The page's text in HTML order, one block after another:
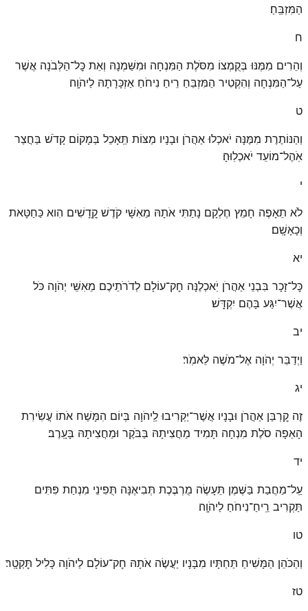
הַמִּזְבֵּֽחַ׃
ח
וְהֵרִים מִמֶּנּוּ בְּקֻמְצוֹ מִסֹּלֶת הַמִּנְחָה וּמִשַּׁמְנָהּ וְאֵת כׇּל־הַלְּבֹנָה אֲשֶׁר
עַל־הַמִּנְחָה וְהִקְטִיר הַמִּזְבֵּחַ רֵיחַ נִיחֹחַ אַזְכָּרָתָהּ לַיהֹוָֽה׃
ט
וְהַנּוֹתֶרֶת מִמֶּנָּה יֹאכְלוּ אַהֲרֹן וּבָנָיו מַצּוֹת תֵּֽאָכֵל בְּמָקוֹם קָדֹשׁ בַּחֲצַר
אֹֽהֶל־מוֹעֵד יֹאכְלֽוּהָ׃
י
לֹא תֵאָפֶה חָמֵץ חֶלְקָם נָתַתִּי אֹתָהּ מֵאִשָּׁי קֹדֶשׁ קׇֽדָשִׁים הִוא כַּחַטָּאת
וְכָאָשָֽׁם׃
יא
כׇּל־זָכָר בִּבְנֵי אַהֲרֹן יֹֽאכְלֶנָּה חׇק־עוֹלָם לְדֹרֹתֵיכֶם מֵאִשֵּׁי יְהֹוָה כֹּל
אֲשֶׁר־יִגַּע בָּהֶם יִקְדָּֽשׁ׃
יב
וַיְדַבֵּר יְהֹוָה אֶל־מֹשֶׁה לֵּאמֹֽר׃
יג
זֶה קׇרְבַּן אַהֲרֹן וּבָנָיו אֲשֶׁר־יַקְרִיבוּ לַֽיהֹוָה בְּיוֹם הִמָּשַׁח אֹתוֹ עֲשִׂירִת
הָאֵפָה סֹלֶת מִנְחָה תָּמִיד מַחֲצִיתָהּ בַּבֹּקֶר וּמַחֲצִיתָהּ בָּעָֽרֶב׃
יד
עַֽל־מַחֲבַת בַּשֶּׁמֶן תֵּעָשֶׂה מֻרְבֶּכֶת תְּבִיאֶנָּה תֻּפִינֵי מִנְחַת פִּתִּים
תַּקְרִיב רֵֽיחַ־נִיחֹחַ לַיהֹוָֽה׃
טו
וְהַכֹּהֵן הַמָּשִׁיחַ תַּחְתָּיו מִבָּנָיו יַעֲשֶׂה אֹתָהּ חׇק־עוֹלָם לַיהֹוָה כָּלִיל תׇּקְטָֽר׃
טז